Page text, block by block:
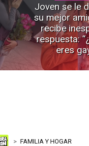
Joven se le
su mejor
recibe
respuesta:
eres
FAMILIA Y HOGAR